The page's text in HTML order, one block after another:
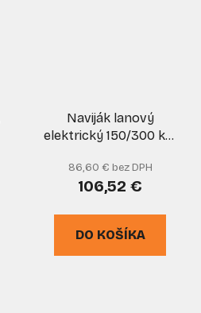
Naviják lanový
elektrický 150/300 kg,
86,60 € bez DPH
106,52 €
DO KOŠÍKA